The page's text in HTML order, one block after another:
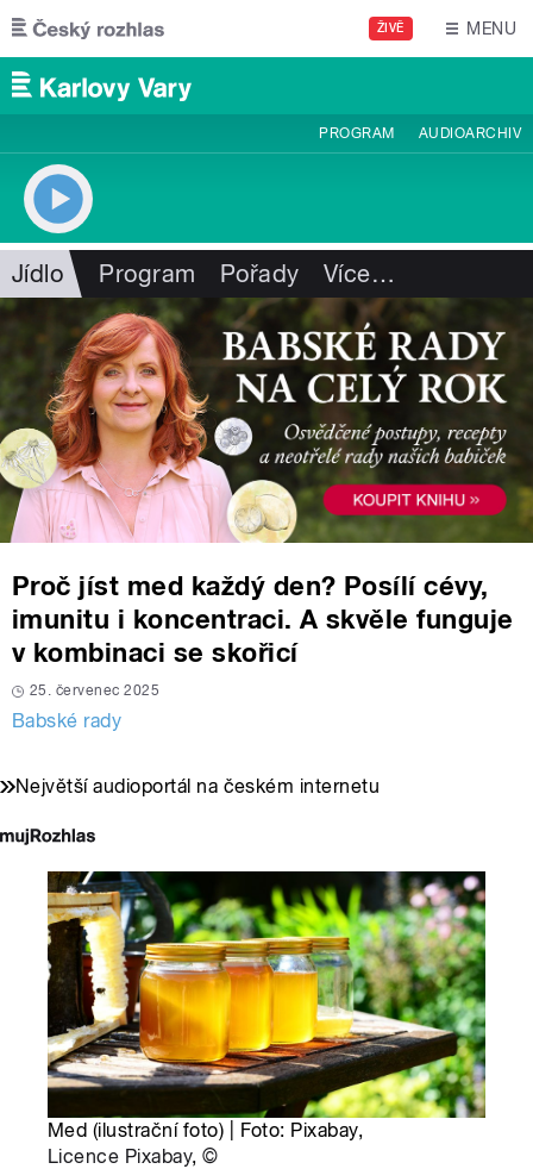
Přejít k hlavnímu obsahu
ŽIVĚ MENU
PROGRAM AUDIOARCHIV
Jídlo Program Pořady Více…
Proč jíst med každý den? Posílí cévy,
imunitu i koncentraci. A skvěle funguje
v kombinaci se skořicí
25. červenec 2025
Babské rady
Největší audioportál na českém internetu
Med (ilustrační foto) | Foto: Pixabay,
Licence Pixabay,©